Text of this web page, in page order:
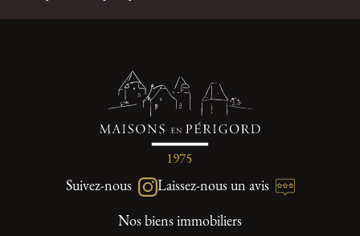
Suivez-nous Laissez-nous un avis
Nos biens immobiliers